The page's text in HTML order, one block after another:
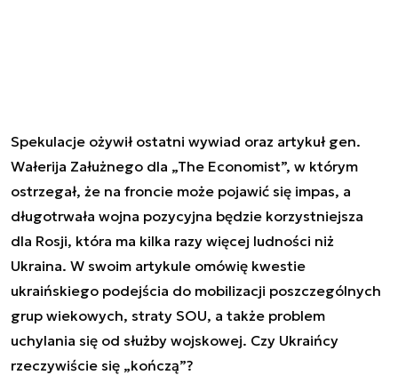
Spekulacje ożywił ostatni wywiad oraz artykuł gen.
Wałerija Załużnego dla „The Economist”, w którym
ostrzegał, że na froncie może pojawić się impas, a
długotrwała wojna pozycyjna będzie korzystniejsza
dla Rosji, która ma kilka razy więcej ludności niż
Ukraina. W swoim artykule omówię kwestie
ukraińskiego podejścia do mobilizacji poszczególnych
grup wiekowych, straty SOU, a także problem
uchylania się od służby wojskowej. Czy Ukraińcy
rzeczywiście się „kończą”?